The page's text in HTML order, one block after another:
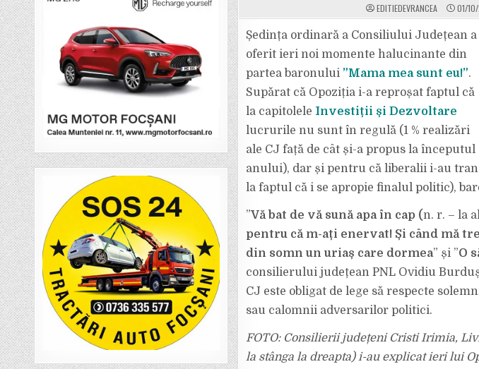
EDITIEDEVRANCEA 01/
Ședința ordinară a Consiliului Județean a
oferit ieri noi momente halucinante din
partea baronului ”Mama mea sunt eu!”.
Supărat că Opoziția i-a reproșat faptul că
la capitolele Investiții și Dezvoltare
lucrurile nu sunt în regulă (1 % realizări
ale CJ față de cât și-a propus la începutul
anului), dar și pentru că liberalii i-au
la faptul că i se apropie finalul politic),
”Vă bat de vă sună apa în cap (n. r. – la
pentru că m-ați enervat! Și când mă
din somn un uriaș care dormea” și ”O
consilierului județean PNL Ovidiu
CJ este obligat de lege să respecte
sau calomnii adversarilor politici.
FOTO: Consilierii județeni Cristi Irimia,
la stânga la dreapta) i-au explicat ieri lui